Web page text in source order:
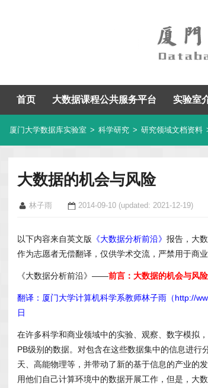
首页 大数据课程公共服务平台 实验室
厦门大学数据库实验室 > 科学研究 > 研究领域文档资料
大数据的机会与风险
林子雨 2014-09-10 (updated: 2021-12-19)
以下内容来自英文版 《大数据分析前沿》 报告，大
作为志愿者无偿翻译，仅供学术交流，严禁用于商业
《大数据分析前沿》——前言：大数据的机会与风险
翻译：厦门大学计算机科学系教师林子雨（http://
日
在许多科学和商业领域中的实验、观察、数字模拟
PB级别的数据。对包含在这些数据集中的信息进
天、高能物理等，并带动了新的基于信息的产业的
用他们自己计算环境中的数据开展工作，但是，大